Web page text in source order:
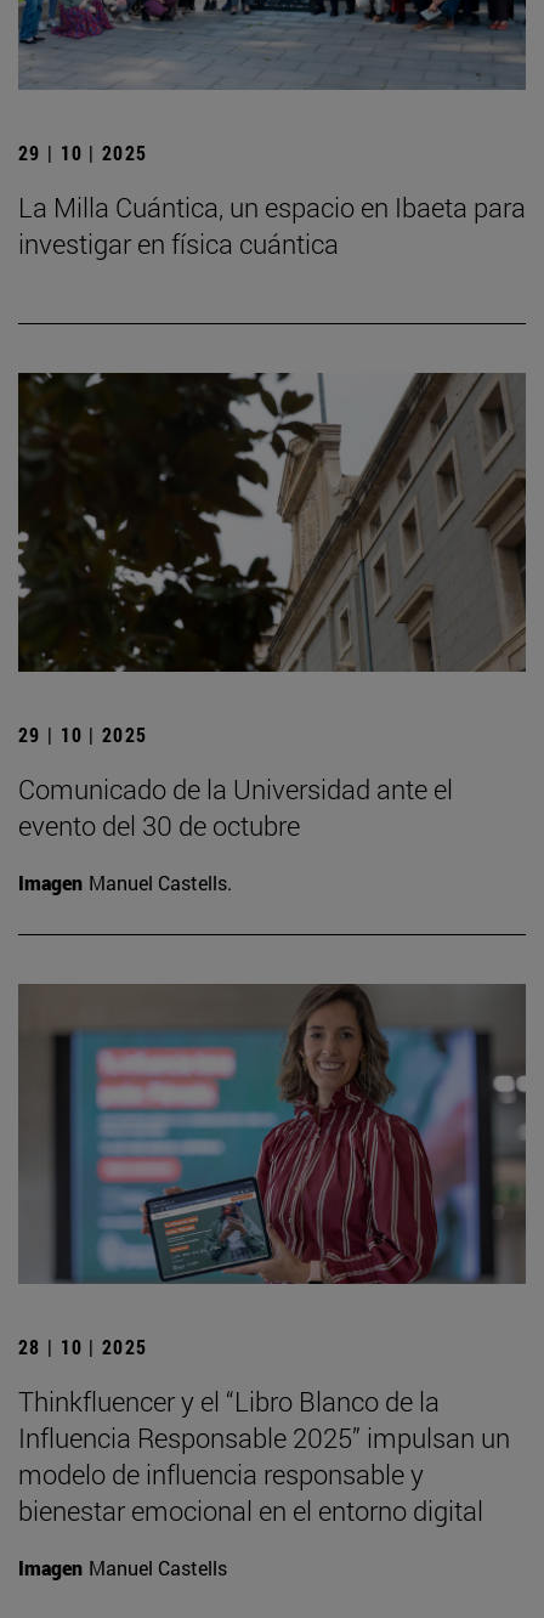
29 | 10 | 2025
La Milla Cuántica, un espacio en Ibaeta para
investigar en física cuántica
29 | 10 | 2025
Comunicado de la Universidad ante el
evento del 30 de octubre
Imagen Manuel Castells.
28 | 10 | 2025
Thinkfluencer y el “Libro Blanco de la
Influencia Responsable 2025” impulsan un
modelo de influencia responsable y
bienestar emocional en el entorno digital
Imagen Manuel Castells